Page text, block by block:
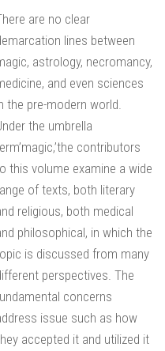
are no clear
lines between
astrology, necromancy,
and even sciences
the pre-modern world.
the umbrella
contributors
this volume examine a wide
of texts, both literary
religious, both medical
philosophical, in which the
is discussed from many
perspectives. The
concerns
issue such as how
accepted it and utilized it